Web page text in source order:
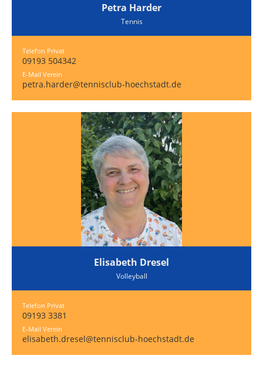
Petra Harder
Tennis
Telefon Privat
09193 504342
E-Mail Verein
petra.harder@tennisclub-hoechstadt.de
Elisabeth Dresel
Volleyball
Telefon Privat
09193 3381
E-Mail Verein
elisabeth.dresel@tennisclub-hoechstadt.de